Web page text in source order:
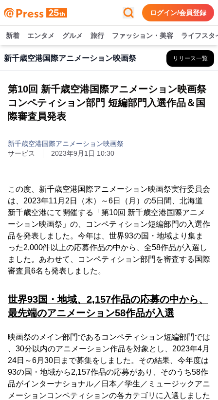
ログイン/会員登録
新着 エンタメ グルメ 旅行 ファッション・美容 ライフスタ
新千歳空港国際アニメーション映画祭 リリース一覧
第10回 新千歳空港国際アニメーション映画祭
コンペティション部門 短編部門入選作品＆国
際審査員発表
新千歳空港国際アニメーション映画祭
サービス
2023年9月1日 10:30
この度、新千歳空港国際アニメーション映画祭実行委員会
は、2023年11月2日（木）～6日（月）の5日間、北海道
新千歳空港にて開催する「第10回 新千歳空港国際アニメ
ーション映画祭」の、コンペティション短編部門の入選作
品を発表しました。今年は、世界93の国・地域より集ま
った2,000件以上の応募作品の中から、全58作品が入選し
ました。あわせて、コンペティション部門を審査する国際
審査員6名も発表しました。
世界93国・地域、2,157作品の応募の中から、
最先端のアニメーション58作品が入選
映画祭のメイン部門であるコンペティション短編部門では
、30分以内のアニメーション作品を対象とし、2023年4月
24日～6月30日まで募集をしました。その結果、今年度は
93の国・地域から2,157作品の応募があり、そのうち58作
品がインターナショナル／日本／学生／ミュージックアニ
メーションコンペティションの各カテゴリに入選しました